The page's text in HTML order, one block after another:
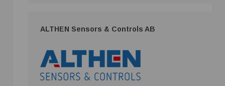
ALTHEN Sensors & Controls AB